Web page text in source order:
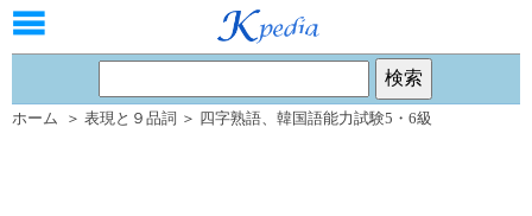
ホーム ＞ 表現と９品詞 ＞ 四字熟語、 韓国語能力試験5・6級